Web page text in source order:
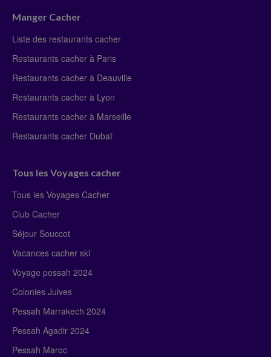
Manger Cacher
Liste des restaurants cacher
Restaurants cacher à Paris
Restaurants cacher à Deauville
Restaurants cacher à Lyon
Restaurants cacher à Marseille
Restaurants cacher Dubaï
Tous les Voyages cacher
Tous les Voyages Cacher
Club Cacher
Séjour Souccot
Vacances cacher ski
Voyage pessah 2024
Colonies Juives
Pessah Marrakech 2024
Pessah Agadir 2024
Pessah Maroc